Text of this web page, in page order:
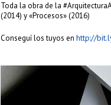
Toda la obra de la
(2014) y «Procesos» (2016)
Conseguí los tuyos en http://